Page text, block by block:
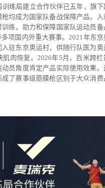
练局建立合作伙伴已五年，旗下
均成为国家队备战保障产品，入
练，助力和保障国家队运动员备
项国内外重大赛事。2021年东京
驻东京奥运村，供随行队医为奥
肉恢复。2026年5月，百米跨栏
员角度肯定产品实际使用效果。
了赛事级筋膜枪区别于大众消费